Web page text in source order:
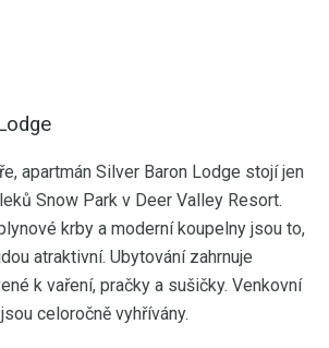
apartmán Silver Baron Lodge stojí jen
Snow Park v Deer Valley Resort.
krby a moderní koupelny jsou to,
atraktivní. Ubytování zahrnuje
k vaření, pračky a sušičky. Venkovní
celoročně vyhřívány.